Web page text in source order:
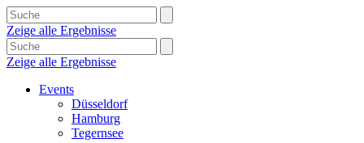
Zeige alle Ergebnisse
Zeige alle Ergebnisse
Events
Düsseldorf
Hamburg
Tegernsee